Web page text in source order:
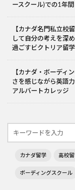
ースクール)での1年間
【カナダ名門私立校
して自分の考えを深
過ごすビクトリア留
【カナダ・ボーディ
さを感じながら英語
アルバートカレッジ
カナダ留学 高校
ボーディングスクール